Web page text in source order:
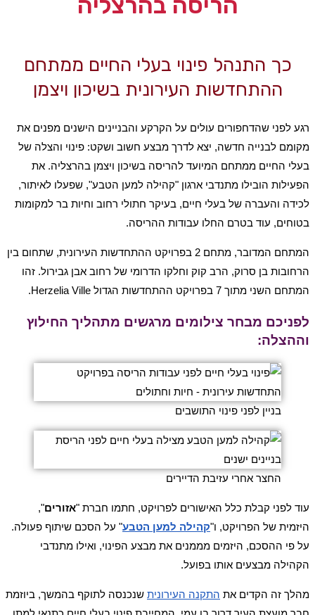
כך התנהל פינוי בעלי החיים ממתחם
ההתחדשות העירונית בשיכון ויצמן
רגע לפני שהדחפורים עולים על הקרקע והבניינים הישנים מפנים את
מקומם לבנייה חדשה, יצא לדרך מבצע חשוב ושקט: פינוי והצלה של
בעלי החיים ממתחם המיועד להריסה בשיכון ויצמן בהרצליה. את
הפעילות הובילו מתנדבי ארגון "קהילה למען הטבע", שפעלו לאיתור,
לכידה והעברה של בעלי חיים, בעיקר חתולי רחוב וחיות בר למקומות
בטוחים, עוד בטרם החלו עבודות ההריסה.
המתחם המדובר, מתחם 2 בפרויקט ההתחדשות העירונית, שתחום בין
הרחובות בן סרוק, הרב קוק וחלקו הדרומי של רחוב אבן גבירול. זהו
המתחם השני מתוך 7 בפרויקט ההתחדשות הגדול Herzelia Ville.
לפניכם מבחר צילומים מרגשים מתהליך החילוץ
וההצלה:
בניין לפני פינוי התושבים
החצר אחרי עזיבת הדיירים
עוד לפני קבלת כלל האישורים לפרויקט, חתמו חברת "אזורים",
היזמית של הפרויקט, ו"קהילה למען הטבע" על הסכם שיתוף פעולה.
על פי ההסכם, היזמים מממנים את מבצע הפינוי, ואילו מתנדבי
הקהילה מבצעים אותו בפועל.
מהלך זה הקדים את התקנה העירונית שנכנסה לתוקף בהמשך, ביוזמת